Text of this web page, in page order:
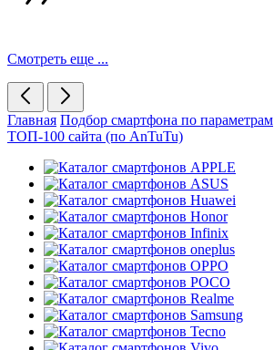
Смотреть еще ...
Главная Подбор смартфона по параметрам
ТОП-100 сайта (по AnTuTu)